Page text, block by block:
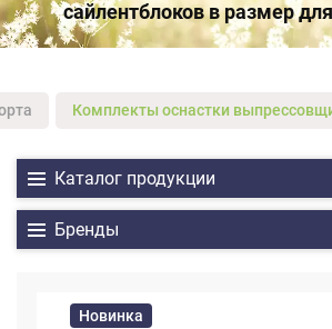
сайлентблоков в размер
Комплекты оснастки
Каталог продукции
Бренды
Новинка